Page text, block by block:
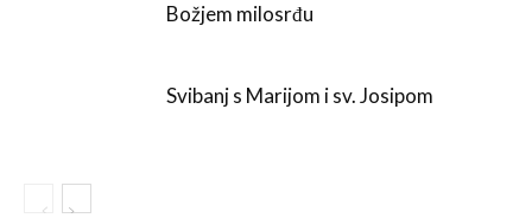
Božjem milosrđu
Svibanj s Marijom i sv. Josipom